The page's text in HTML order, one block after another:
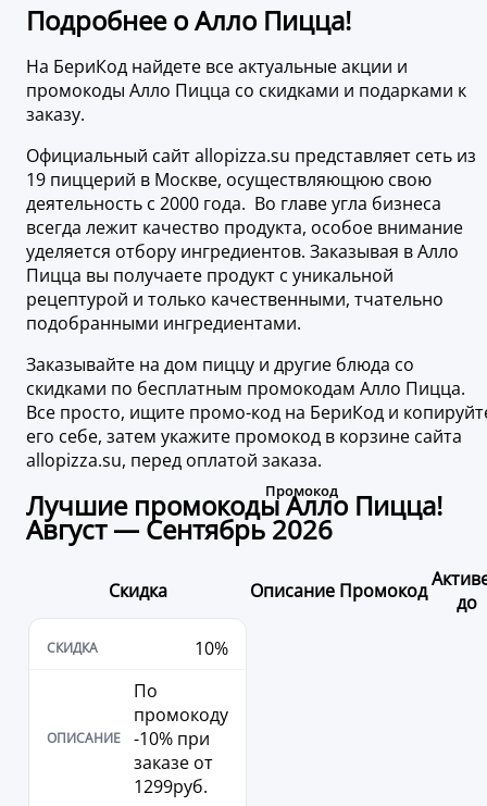
Подробнее о Алло Пицца!
На БериКод найдете все актуальные акции и
промокоды Алло Пицца со скидками и подарками к
заказу.
Официальный сайт allopizza.su представляет сеть из
19 пиццерий в Москве, осуществляющюю свою
деятельность с 2000 года. Во главе угла бизнеса
всегда лежит качество продукта, особое внимание
уделяется отбору ингредиентов. Заказывая в Алло
Пицца вы получаете продукт с уникальной
рецептурой и только качественными, тчательно
подобранными ингредиентами.
Заказывайте на дом пиццу и другие блюда со
скидками по бесплатным промокодам Алло Пицца.
Все просто, ищите промо-код на БериКод и
его себе, затем укажите промокод в корзине сайта
allopizza.su, перед оплатой заказа.
Лучшие промокоды Алло Пицца!
Август — Сентябрь 2026
Скидка Описание Промокод
до
10%
По
промокоду
-10% при
заказе от
1299руб.